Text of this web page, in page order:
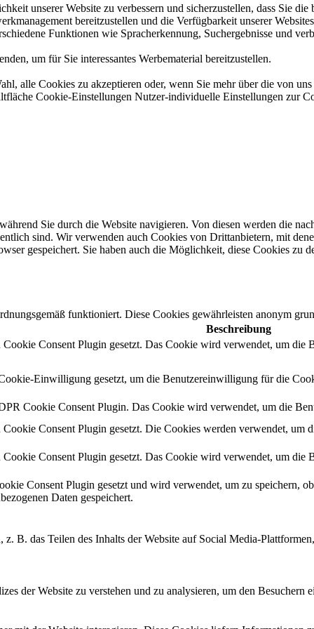
unserer Website zu verbessern und sicherzustellen, dass Sie
bereitzustellen und die Verfügbarkeit unserer
Funktionen wie Spracherkennung, Suchergebnisse und
um für Sie interessantes Werbematerial bereitzustellen.
alle Cookies zu akzeptieren oder, wenn Sie mehr über die von
Cookie-Einstellungen Nutzer-individuelle Einstellungen zur
Sie durch die Website navigieren. Von diesen werden die
sind. Wir verwenden auch Cookies von Drittanbietern, mit
gespeichert. Sie haben auch die Möglichkeit, diese Cookies zu
funktioniert. Diese Cookies gewährleisten anonym
Beschreibung
Consent Plugin gesetzt. Das Cookie wird verwendet, um
Einwilligung gesetzt, um die Benutzereinwilligung für die
Cookie Consent Plugin. Das Cookie wird verwendet, um die
Consent Plugin gesetzt. Die Cookies werden verwendet,
Consent Plugin gesetzt. Das Cookie wird verwendet, um
Consent Plugin gesetzt und wird verwendet, um zu speichern,
Daten gespeichert.
B. das Teilen des Inhalts der Website auf Social Media-
der Website zu verstehen und zu analysieren, um den Besuchern